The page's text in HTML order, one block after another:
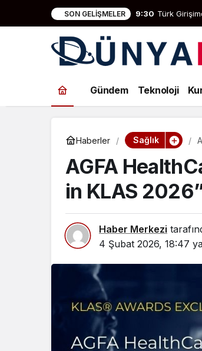
SON GELIŞMELER 9:30 Türk
Gündem Teknoloji
Haberler Sağlık
AGFA
in KLAS
Haber Merkezi
4 Şubat 2026, 18:47